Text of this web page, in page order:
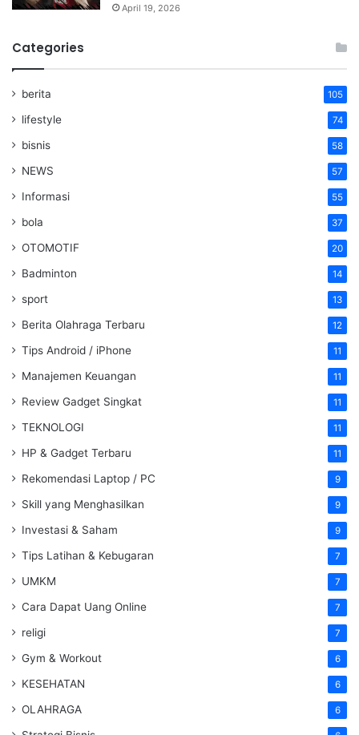
April 19, 2026
Categories
berita 105
lifestyle 74
bisnis 58
NEWS 57
Informasi 55
bola 37
OTOMOTIF 20
Badminton 14
sport 13
Berita Olahraga Terbaru 12
Tips Android / iPhone 11
Manajemen Keuangan 11
Review Gadget Singkat 11
TEKNOLOGI 11
HP & Gadget Terbaru 11
Rekomendasi Laptop / PC 9
Skill yang Menghasilkan 9
Investasi & Saham 9
Tips Latihan & Kebugaran 7
UMKM 7
Cara Dapat Uang Online 7
religi 7
Gym & Workout 6
KESEHATAN 6
OLAHRAGA 6